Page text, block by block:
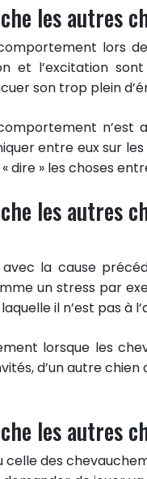
les autres
lors
et l’excitation
son trop plein
n’est
entre eux sur
dire » les choses
les autres
la cause
un stress par
il n’est pas à
lorsque les
d’un autre
les autres
celle des